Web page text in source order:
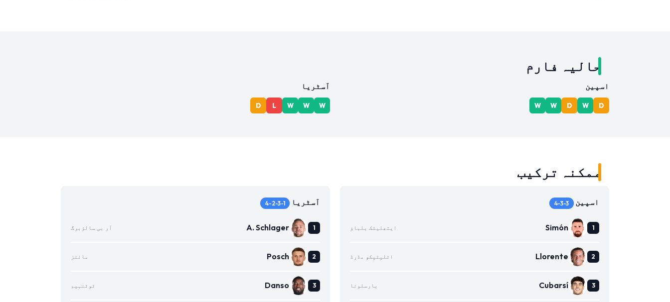
حالیہ فارم
اسپین
D
W
D
W
W
آسٹریا
W
W
W
L
D
ممکنہ ترکیب
اسپین 4-3-3
Simón ایتھلیٹک بلباؤ
Llorente اٹلیٹیکو مڈرڈ
Cubarsí بارسلونا
آسٹریا 4-2-3-1
A. Schlager آر بی سالزبرگ
Posch مائنز
Danso ٹوٹنہیم